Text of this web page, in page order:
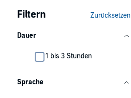
Filtern Zurücksetzen
Dauer
1 bis 3 Stunden
Sprache